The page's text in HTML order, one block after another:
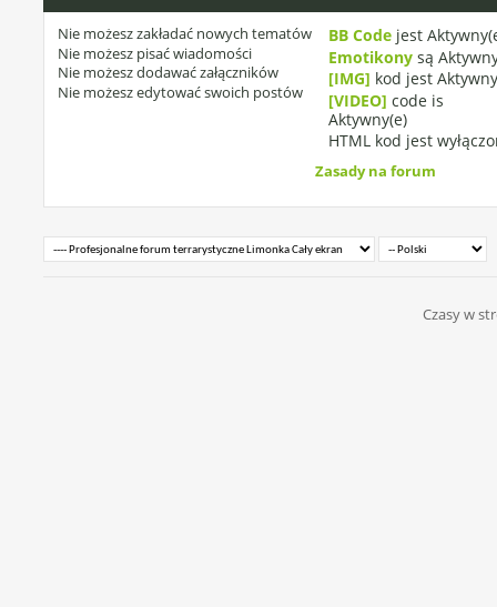
Nie możeszzakładać nowych tematów
Nie możesz pisać wiadomości
Nie możeszdodawać załączników
Nie możeszedytować swoich postów
BB Codejest
Emotikonysą
[IMG] kod jest
[VIDEO] code is
Aktywny(e)
HTML kod jest
Zasady na forum
Czasy w